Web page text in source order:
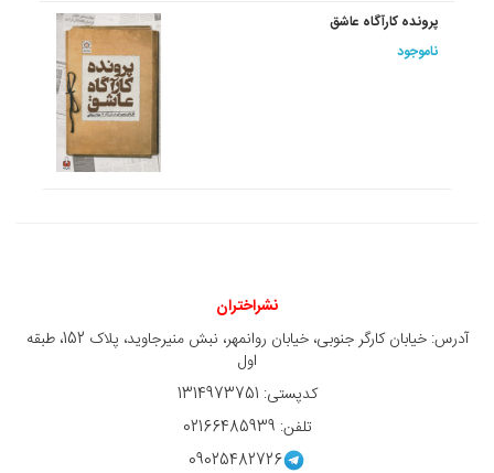
پرونده کارآگاه عاشق
ناموجود
نشراختران
آدرس: خیابان کارگر جنوبی، خیابان روانمهر، نبش منیرجاوید، پلاک 152، طبقه
اول
کدپستی: 1314973751
تلفن: 02166485939
09025482726